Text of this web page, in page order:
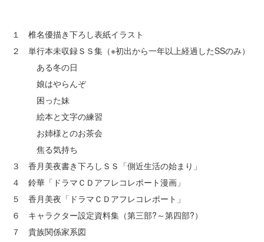
１ 椎名優描き下ろし表紙イラスト
２ 単行本未収録ＳＳ集（※初出から一年以上経過したSSのみ）
ある冬の日
娘はやらんぞ
困った妹
絵本と文字の練習
お姉様とのお茶会
焦る気持ち
３ 香月美夜書き下ろしＳＳ「側近生活の始まり」
４ 鈴華「ドラマＣＤアフレコレポート漫画」
５ 香月美夜「ドラマＣＤアフレコレポート」
６ キャラクター設定資料集（第三部?～第四部?）
７ 貴族関係家系図